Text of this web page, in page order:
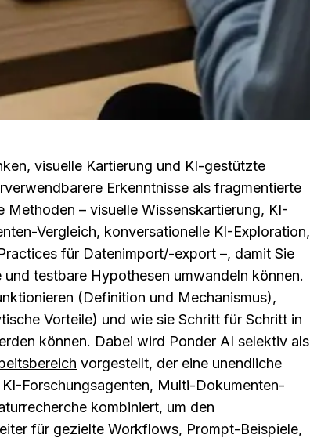
visuelle Kartierung und KI-gestützte
Erkenntnisse als fragmentierte
– visuelle Wissenskartierung, KI-
Vergleich, konversationelle KI-Exploration,
für Datenimport/-export –, damit Sie
testbare Hypothesen umwandeln können.
(Definition und Mechanismus),
Vorteile) und wie sie Schritt für Schritt in
können. Dabei wird Ponder AI selektiv als
vorgestellt, der eine unendliche
Forschungsagenten, Multi-Dokumenten-
kombiniert, um den
für gezielte Workflows, Prompt-Beispiele,